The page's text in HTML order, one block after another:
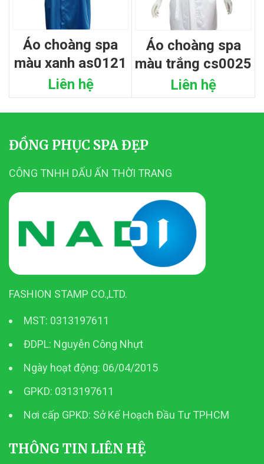
áo choàng spa
màu xanh as0121
Liên hệ
áo choàng spa
màu trắng cs0025
Liên hệ
ĐỒNG PHỤC SPA ĐẸP
CÔNG TNHH DẤU ẤN THỜI TRANG
FASHION STAMP CO.,LTD.
MST: 0313197611
ĐDPL: Nguyễn Công Nhựt
Ngày hoạt động: 06/04/2015
GPKD: 0313197611
Nơi cấp GPKD: Sở Kế Hoạch Đầu Tư TPHCM
THÔNG TIN LIÊN HỆ